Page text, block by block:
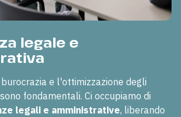
legale e
e l'ottimizzazione degli
fondamentali. Ci occupiamo di
legali e amministrative, liberando